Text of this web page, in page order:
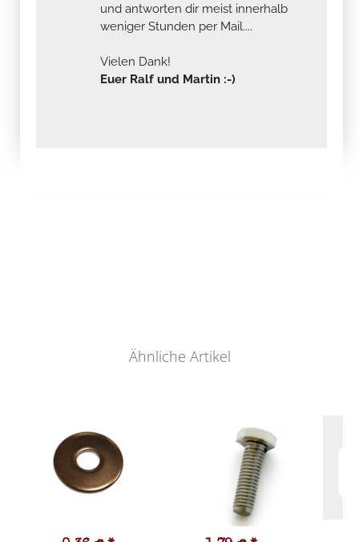
und antworten dir meist innerhalb
weniger Stunden per Mail....
Vielen Dank!
Euer Ralf und Martin :-)
Ähnliche Artikel